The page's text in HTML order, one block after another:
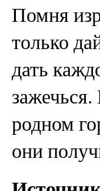
Помня
только
дать
родном
они